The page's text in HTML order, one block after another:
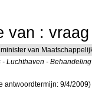
van :
minister van
Luchthaven - Behandeling
antwoordtermijn: 9/4/2009)